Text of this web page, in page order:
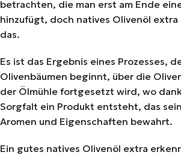
betrachten, die man erst am Ende
hinzufügt, doch natives Olivenöl extra
das.
Es ist das Ergebnis eines Prozesses,
Olivenbäumen beginnt, über die
der Ölmühle fortgesetzt wird, wo
Sorgfalt ein Produkt entsteht, das
Aromen und Eigenschaften bewahrt.
Ein gutes natives Olivenöl extra